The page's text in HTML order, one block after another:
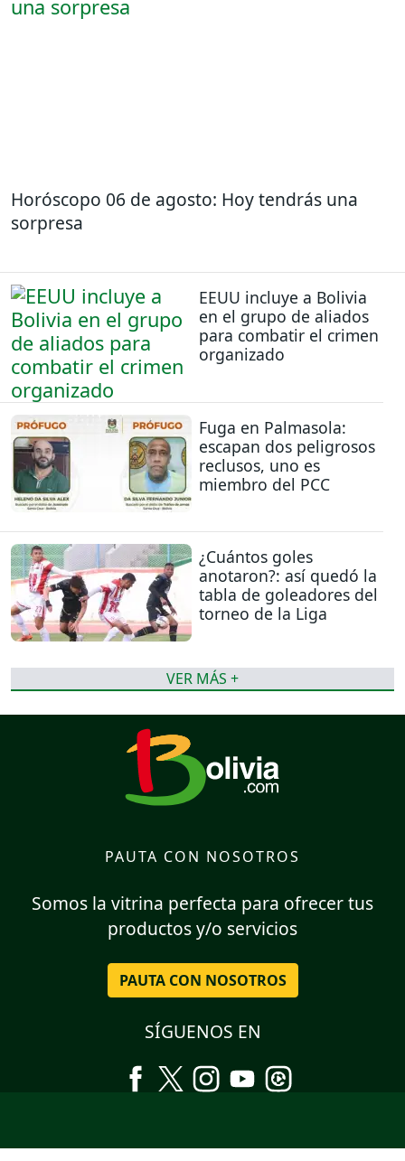
Horóscopo 06 de agosto: Hoy tendrás una
sorpresa
EEUU incluye a Bolivia
en el grupo de aliados
para combatir el crimen
organizado
Fuga en Palmasola:
escapan dos peligrosos
reclusos, uno es
miembro del PCC
¿Cuántos goles
anotaron?: así quedó la
tabla de goleadores del
torneo de la Liga
VER MÁS +
PAUTA CON NOSOTROS
Somos la vitrina perfecta para ofrecer tus
productos y/o servicios
PAUTA CON NOSOTROS
SÍGUENOS EN